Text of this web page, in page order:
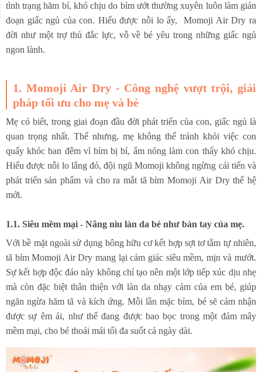
tình trạng hăm bí, khó chịu do bỉm ướt thường xuyên luôn làm gián
đoạn giấc ngủ của con. Hiểu được nỗi lo ấy, Momoji Air Dry ra
đời như một trợ thủ đắc lực, vỗ về bé yêu trong những giấc ngủ
ngon lành.
1. Momoji Air Dry - Công nghệ vượt trội, giải
pháp tối ưu cho mẹ và bé
Mẹ có biết, trong giai đoạn đầu đời phát triển của con, giấc ngủ là
quan trọng nhất. Thế nhưng, mẹ không thể tránh khỏi việc con
quấy khóc ban đêm vì bỉm bị bí, ẩm nóng làm con thấy khó chịu.
Hiểu được nỗi lo lắng đó, đội ngũ Momoji không ngừng cải tiến và
phát triển sản phẩm và cho ra mắt tã bỉm Momoji Air Dry thế hệ
mới.
1.1. Siêu mềm mại - Nâng niu làn da bé như bàn tay của mẹ.
Với bề mặt ngoài sử dụng bông hữu cơ kết hợp sợi tơ tằm tự nhiên,
tã bỉm Momoji Air Dry mang lại cảm giác siêu mềm, mịn và mướt.
Sự kết hợp độc đáo này không chỉ tạo nên một lớp tiếp xúc dịu nhẹ
mà còn đặc biệt thân thiện với làn da nhạy cảm của em bé, giúp
ngăn ngừa hăm tã và kích ứng. Mỗi lần mặc bỉm, bé sẽ cảm nhận
được sự êm ái, như thể đang được bao bọc trong một đám mây
mềm mại, cho bé thoải mái tối đa suốt cả ngày dài.